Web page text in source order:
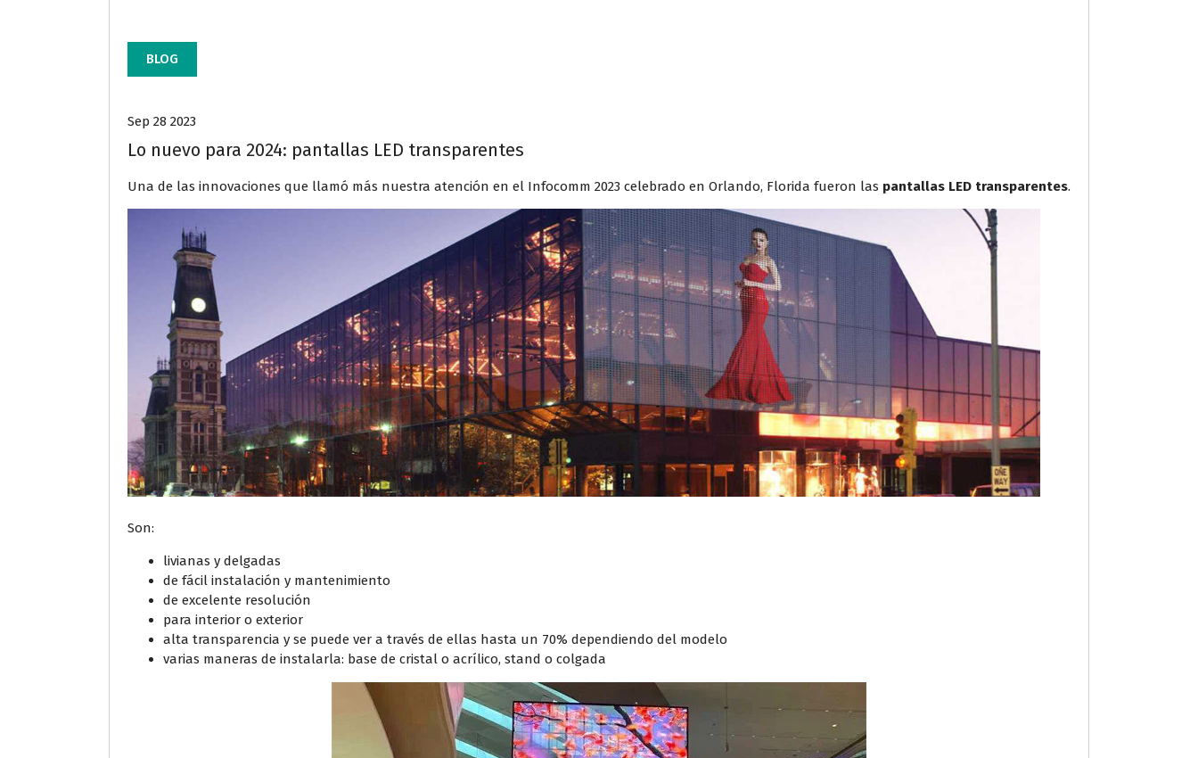
BLOG
Sep 28 2023
Lo nuevo para 2024: pantallas LED transparentes
Una de las innovaciones que llamó más nuestra atención en el Infocomm 2023 celebrado en Orlando, Florida fueron las pantallas LED transparentes.
Son:
livianas y delgadas
de fácil instalación y mantenimiento
de excelente resolución
para interior o exterior
alta transparencia y se puede ver a través de ellas hasta un 70% dependiendo del modelo
varias maneras de instalarla: base de cristal o acrílico, stand o colgada